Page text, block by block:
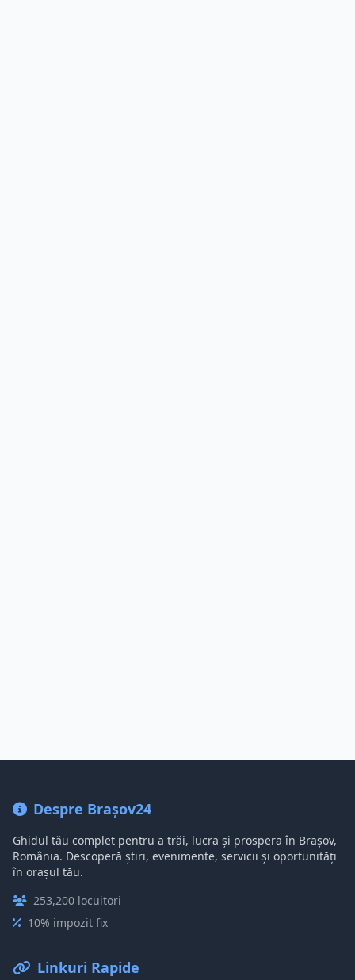
Despre Brașov24
Ghidul tău complet pentru a trăi, lucra și prospera în Brașov,
România. Descoperă știri, evenimente, servicii și oportunități
în orașul tău.
253,200 locuitori
10% impozit fix
Linkuri Rapide